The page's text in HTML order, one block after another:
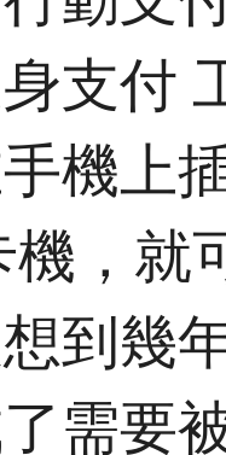
支付
機上
機，就
到幾
需要